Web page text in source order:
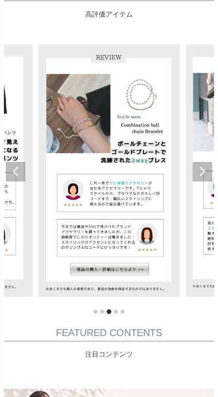
高評価アイテム
FEATURED CONTENTS
注目コンテンツ